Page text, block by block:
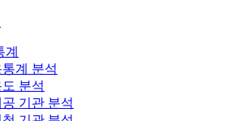
계
계 분석
분석
기관 분석